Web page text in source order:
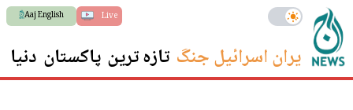
Live
Aaj English
ایران اسرائیل جنگ تازہ ترین پاکستان دنیا